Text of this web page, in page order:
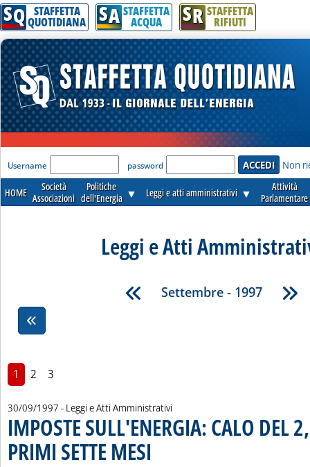
SQ STAFFETTA
QUOTIDIANA SA STAFFETTA
ACQUA SR STAFFETTA
RIFIUTI
'Modulo Login per accedere'
Username password Non
HOME
Società
Associazioni
Politiche
dell'Energia ▼ Leggi e atti amministrativi ▼
Attività
Parlamentare
Leggi e Atti
Settembre - 1997
1 2 3
30/09/1997 - Leggi e Atti Amministrativi
IMPOSTE SULL'ENERGIA: CALO DEL
PRIMI SETTE MESI